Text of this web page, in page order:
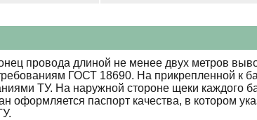
провода длиной не менее двух метров
ГОСТ 18690. На прикрепленной к
ТУ. На наружной стороне щеки каждого
паспорт качества, в котором